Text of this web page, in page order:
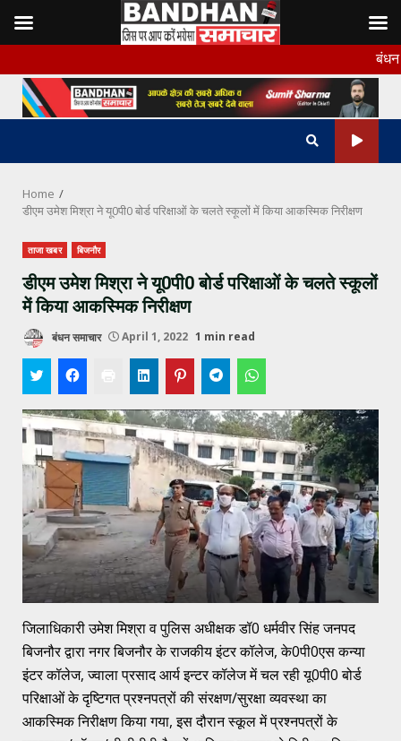
to
content
बंधन समाचार
Home
डीएम उमेश मिश्रा ने यू0पी0 बोर्ड परिक्षाओं के चलते स्कूलों में किया आकस्मिक निरीक्षण
ताजा खबर बिजनौर
डीएम उमेश मिश्रा ने यू0पी0 बोर्ड परिक्षाओं के चलते स्कूलों
में किया आकस्मिक निरीक्षण
बंधन समाचार April 1, 2022 1 min read
जिलाधिकारी उमेश मिश्रा व पुलिस अधीक्षक डॉ0 धर्मवीर सिंह जनपद
बिजनौर द्वारा नगर बिजनौर के राजकीय इंटर कॉलेज, के0पी0एस कन्या
इंटर कॉलेज, ज्वाला प्रसाद आर्य इन्टर कॉलेज में चल रही यू0पी0 बोर्ड
परिक्षाओं के दृष्टिगत प्रश्नपत्रों की संरक्षण/सुरक्षा व्यवस्था का
आकस्मिक निरीक्षण किया गया, इस दौरान स्कूल में प्रश्नपत्रों के